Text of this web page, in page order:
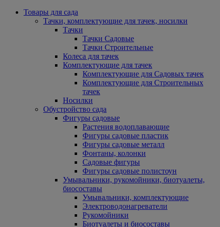
Товары для сада
Тачки, комплектующие для тачек, носилки
Тачки
Тачки Садовые
Тачки Строительные
Колеса для тачек
Комплектующие для тачек
Комплектующие для Садовых тачек
Комплектующие для Строительных
тачек
Носилки
Обустройство сада
Фигуры садовые
Растения водоплавающие
Фигуры садовые пластик
Фигуры садовые металл
Фонтаны, колонки
Садовые фигуры
Фигуры садовые полистоун
Умывальники, рукомойники, биотуалеты,
биосоставы
Умывальники, комплектующие
Электроводонагреватели
Рукомойники
Биотуалеты и биосоставы